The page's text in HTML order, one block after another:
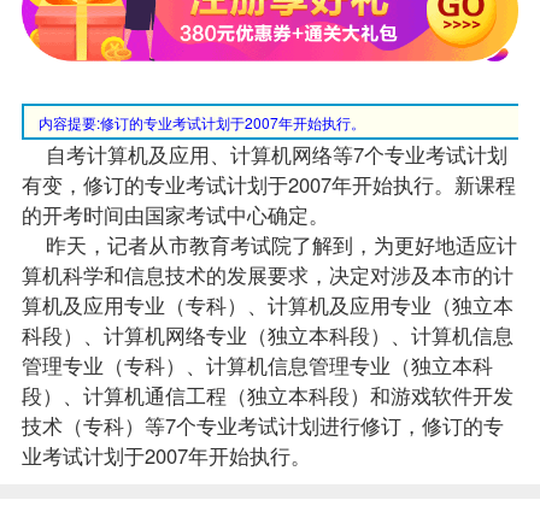
内容提要:修订的专业考试计划于2007年开始执行。
自考计算机及应用、计算机网络等7个专业考试计划
有变，修订的专业考试计划于2007年开始执行。新课程
的开考时间由国家考试中心确定。
昨天，记者从市教育考试院了解到，为更好地适应计
算机科学和信息技术的发展要求，决定对涉及本市的计
算机及应用专业（专科） 、 计算机及应用专业 （独立本
科段）、计算机网络专业（独立本科段）、 计算机信息
管理专业（专科） 、 计算机信息管理专业 （独立本科
段）、 计算机通信工程（独立本科段） 和游戏软件开发
技术（专科）等7个专业考试计划进行修订，修订的专
业考试计划于2007年开始执行。